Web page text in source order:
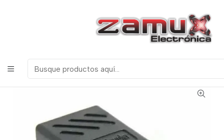
ELECTRONICOS, ROBOTICA & TECNOLOGIA
Miscelanea
Conectores
UNION PARA ACOPLAR DOS CABLES RJ45 (INTERNET-